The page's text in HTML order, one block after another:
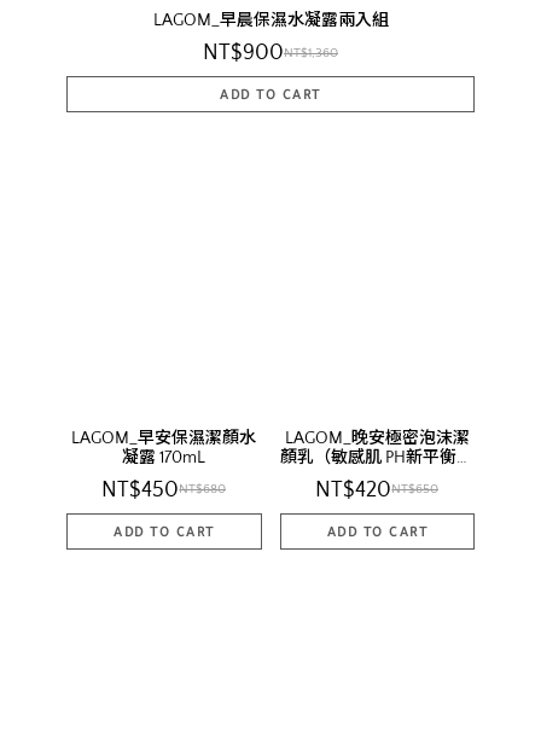
LAGOM_早晨保濕水凝露兩入組
NT$900NT$1,360
LAGOM_早安保濕潔顏水
凝露 170mL
NT$450NT$680
LAGOM_晚安極密泡沫潔
顏乳（敏感肌 PH新平衡修
護） 120mL
NT$420NT$650